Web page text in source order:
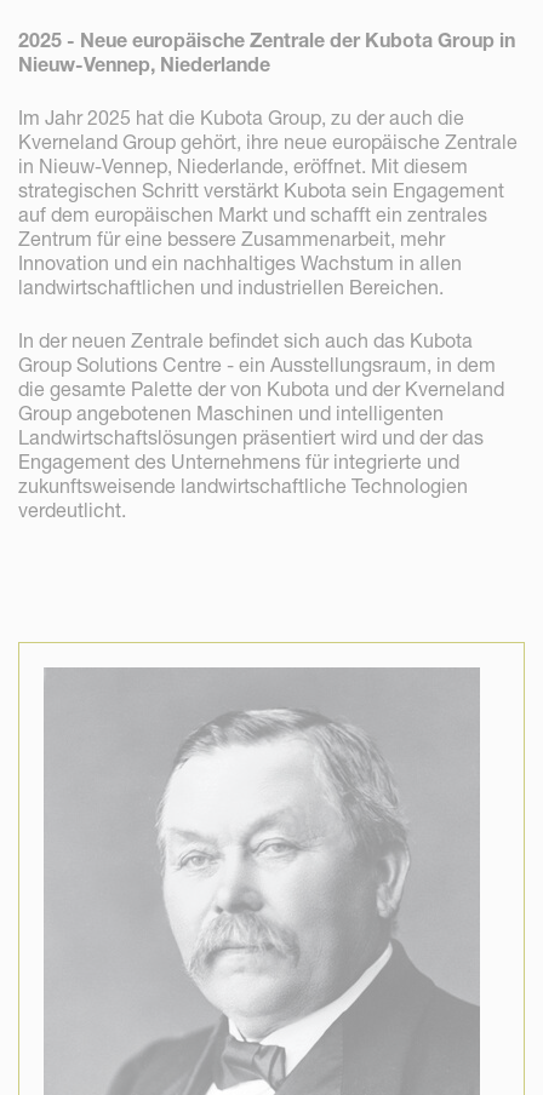
2025 - Neue europäische Zentrale der Kubota Group in
Nieuw-Vennep, Niederlande
Im Jahr 2025 hat die Kubota Group, zu der auch die
Kverneland Group gehört, ihre neue europäische Zentrale
in Nieuw-Vennep, Niederlande, eröffnet. Mit diesem
strategischen Schritt verstärkt Kubota sein Engagement
auf dem europäischen Markt und schafft ein zentrales
Zentrum für eine bessere Zusammenarbeit, mehr
Innovation und ein nachhaltiges Wachstum in allen
landwirtschaftlichen und industriellen Bereichen.
In der neuen Zentrale befindet sich auch das Kubota
Group Solutions Centre - ein Ausstellungsraum, in dem
die gesamte Palette der von Kubota und der Kverneland
Group angebotenen Maschinen und intelligenten
Landwirtschaftslösungen präsentiert wird und der das
Engagement des Unternehmens für integrierte und
zukunftsweisende landwirtschaftliche Technologien
verdeutlicht.